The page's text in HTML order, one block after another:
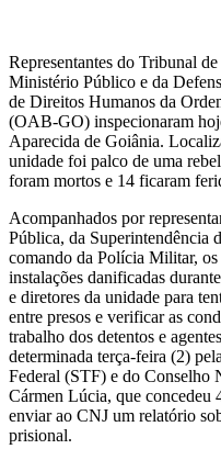
Representantes do Tribunal
Ministério Público e da
de Direitos Humanos da
(OAB-GO) inspecionaram
Aparecida de Goiânia.
unidade foi palco de uma
foram mortos e 14 ficaram
Acompanhados por
Pública, da Superintendência
comando da Polícia Militar,
instalações danificadas
e diretores da unidade para
entre presos e verificar as
trabalho dos detentos e
determinada terça-feira (2)
Federal (STF) e do Conselho
Cármen Lúcia, que concedeu
enviar ao CNJ um relatório
prisional.